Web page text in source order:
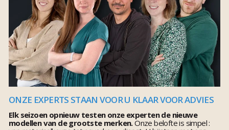
ONZE EXPERTS STAAN VOOR U KLAAR VOOR ADVIES
Elk seizoen opnieuw testen onze experten de nieuwe
modellen van de grootste merken.Onze belofte is simpel :